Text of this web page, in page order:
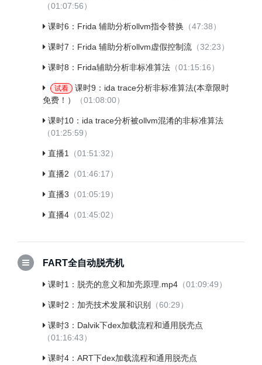
（01:07:56）
课时6：Frida 辅助分析ollvm指令替换 （47:38）
课时7：Frida 辅助分析ollvm虚假控制流 （32:23）
课时8：Frida辅助分析非标准算法 （01:15:16）
试看
课时9：ida trace分析非标准算法(本章限时
免费！）
（01:08:00）
课时10：ida trace分析被ollvm混淆的非标准算法
（01:25:59）
直播1 （01:51:32）
直播2 （01:46:17）
直播3 （01:05:19）
直播4 （01:45:02）
FART全自动脱壳机
课时1：脱壳的意义和加壳原理.mp4 （01:09:49）
课时2：加壳技术发展和识别 （60:29）
课时3：Dalvik下dex加载流程和通用脱壳点
（01:16:43）
课时4：ART下dex加载流程和通用脱壳点